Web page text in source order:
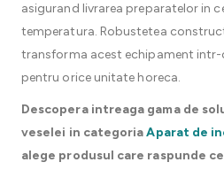
asigurand livrarea preparatelor in
temperatura. Robustetea
transforma acest echipament
pentru orice unitate horeca.
Descopera intreaga gama de
veselei in categoriaAparat de
alege produsul care raspunde